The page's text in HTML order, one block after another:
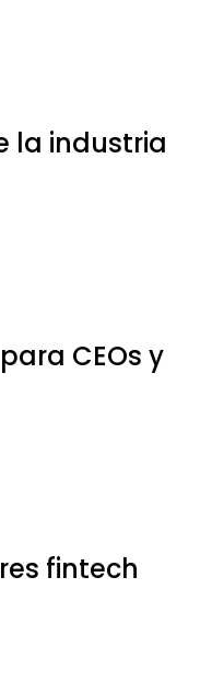
la industria
CEOs y
fintech